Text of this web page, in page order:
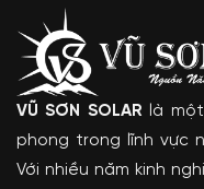
VŨ SƠN SOLAR là
phong trong lĩnh vực
Với nhiều năm kinh